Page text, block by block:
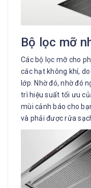
Bộ lọc mỡ
Các bộ lọc mỡ cho
các hạt không khí,
lớp. Nhờ đó, nhờ đó
trì hiệu suất tối ưu
mùi cảnh báo cho
và phải được rửa